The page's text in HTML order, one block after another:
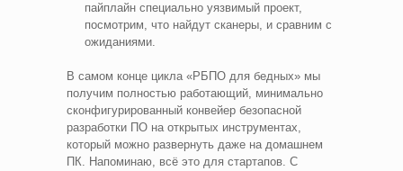
пайплайн специально уязвимый проект,
посмотрим, что найдут сканеры, и сравним с
ожиданиями.
В самом конце цикла «РБПО для бедных» мы
получим полностью работающий, минимально
сконфигурированный конвейер безопасной
разработки ПО на открытых инструментах,
который можно развернуть даже на домашнем
ПК. Напоминаю, всё это для стартапов. С